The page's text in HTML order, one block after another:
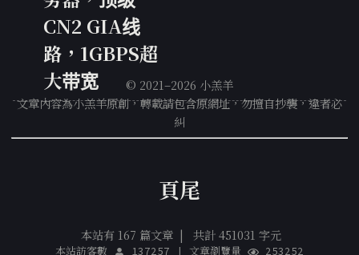
CN2 GIA线
路，1GBPS超
大带宽
© 2021–2026 小羔羊
文章內容為小羔羊原創，轉載請包含原網址，勿擅自抄襲，違者必
糾
頁尾
本站有 167 篇文章 | 共計 451031 字元
本站訪客數 137257 文章瀏覽量 253252